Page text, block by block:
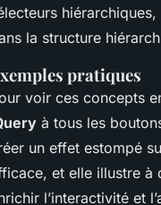
la structure
pratiques
voir ces concepts
à tous les
un effet estompé
et elle illustre à
l’interactivité et